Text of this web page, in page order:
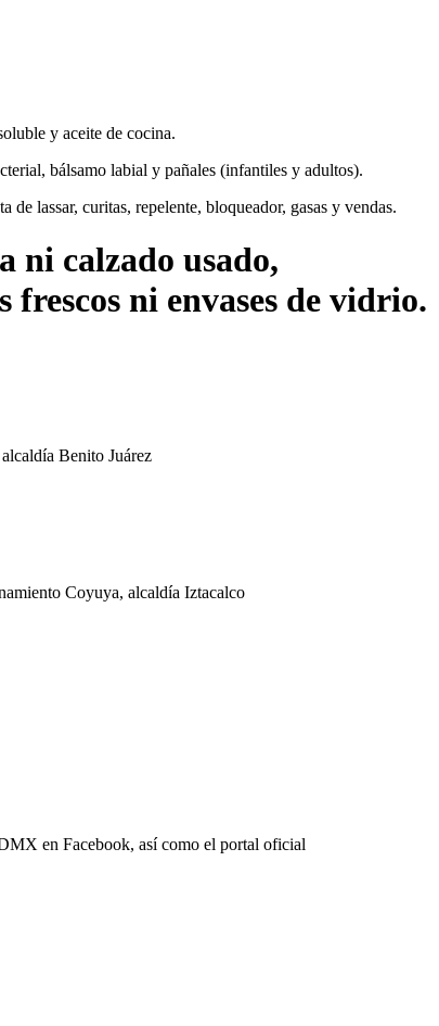
y aceite de cocina.
bálsamo labial y pañales (infantiles y adultos).
lassar, curitas, repelente, bloqueador, gasas y vendas.
ni calzado usado,
ni envases de vidrio.
Benito Juárez
Coyuya, alcaldía Iztacalco
en Facebook, así como el portal oficial